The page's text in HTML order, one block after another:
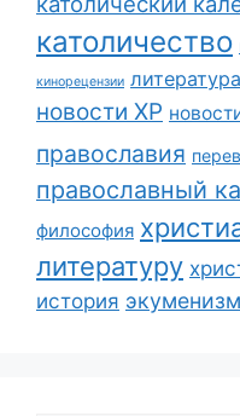
католичество
кинорецензии литература
новости ХР
православия
православный
философия
литературу
история экуменизм